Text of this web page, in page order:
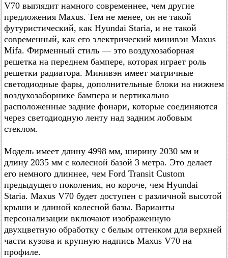
V70 выглядит намного современнее, чем другие
предложения Maxus. Тем не менее, он не такой
футуристический, как Hyundai Staria, и не такой
современный, как его электрический минивэн Maxus
Mifa. Фирменный стиль — это воздухозаборная
решетка на переднем бампере, которая играет роль
решетки радиатора. Минивэн имеет матричные
светодиодные фары, дополнительные блоки на нижнем
воздухозаборнике бампера и вертикально
расположенные задние фонари, которые соединяются
через светодиодную ленту над задним лобовым
стеклом.
Модель имеет длину 4998 мм, ширину 2030 мм и
длину 2035 мм с колесной базой 3 метра. Это делает
его немного длиннее, чем Ford Transit Custom
предыдущего поколения, но короче, чем Hyundai
Staria. Maxus V70 будет доступен с различной высотой
крыши и длиной колесной базы. Варианты
персонализации включают изображенную
двухцветную обработку с белым оттенком для верхней
части кузова и крупную надпись Maxus V70 на
профиле.